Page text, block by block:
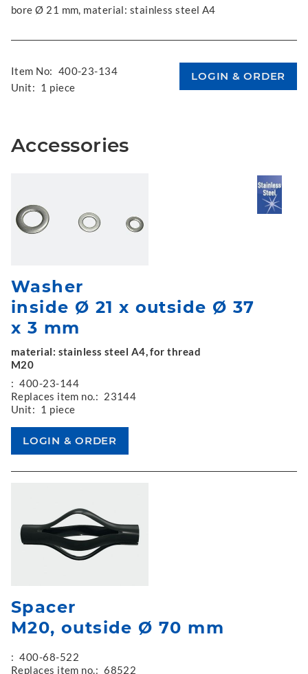
bore Ø 21 mm, material: stainless steel A4
Item No: 400-23-134
Unit: 1 piece
Accessories
Washer
inside Ø 21 x outside Ø 37
x 3 mm
material: stainless steel A4, for thread
M20
: 400-23-144
Replaces item no.: 23144
Unit: 1 piece
Spacer
M20, outside Ø 70 mm
: 400-68-522
Replaces item no.: 68522